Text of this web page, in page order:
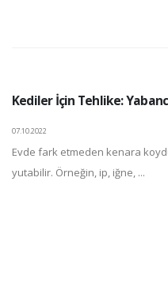
Kediler İçin Tehlike:
07.10.2022
Evde fark etmeden kenara
yutabilir. Örneğin, ip, iğne, ...